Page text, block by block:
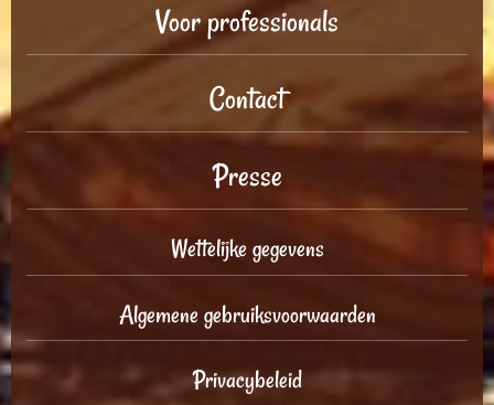
Voor professionals
Contact
Presse
Wettelijke gegevens
Algemene gebruiksvoorwaarden
Privacybeleid